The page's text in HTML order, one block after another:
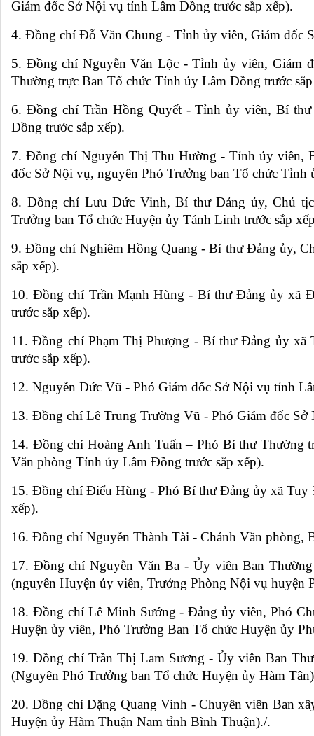
Giám đốc Sở Nội vụ tỉnh Lâm Đồng trước sắp xếp).
4. Đồng chí Đỗ Văn Chung - Tỉnh ủy viên, Giám đốc
5. Đồng chí Nguyễn Văn Lộc - Tỉnh ủy viên, Giám
Thường trực Ban Tổ chức Tỉnh ủy Lâm Đồng trước
6. Đồng chí Trần Hồng Quyết - Tỉnh ủy viên, Bí
Đồng trước sắp xếp).
7. Đồng chí Nguyễn Thị Thu Hường - Tỉnh ủy viên,
đốc Sở Nội vụ, nguyên Phó Trưởng ban Tổ chức Tỉnh
8. Đồng chí Lưu Đức Vinh, Bí thư Đảng ủy, Chủ
Trưởng ban Tổ chức Huyện ủy Tánh Linh trước sắp
9. Đồng chí Nghiêm Hồng Quang - Bí thư Đảng ủy,
sắp xếp).
10. Đồng chí Trần Mạnh Hùng - Bí thư Đảng ủy xã
trước sắp xếp).
11. Đồng chí Phạm Thị Phượng - Bí thư Đảng ủy
trước sắp xếp).
12. Nguyễn Đức Vũ - Phó Giám đốc Sở Nội vụ tỉnh
13. Đồng chí Lê Trung Trường Vũ - Phó Giám đốc
14. Đồng chí Hoàng Anh Tuấn – Phó Bí thư Thường
Văn phòng Tỉnh ủy Lâm Đồng trước sắp xếp).
15. Đồng chí Điểu Hùng - Phó Bí thư Đảng ủy xã Tuy
xếp).
16. Đồng chí Nguyễn Thành Tài - Chánh Văn phòng,
17. Đồng chí Nguyễn Văn Ba - Ủy viên Ban
(nguyên Huyện ủy viên, Trưởng Phòng Nội vụ huyện
18. Đồng chí Lê Minh Sướng - Đảng ủy viên, Phó
Huyện ủy viên, Phó Trưởng Ban Tổ chức Huyện ủy
19. Đồng chí Trần Thị Lam Sương - Ủy viên Ban
(Nguyên Phó Trưởng ban Tổ chức Huyện ủy Hàm
20. Đồng chí Đặng Quang Vinh - Chuyên viên Ban
Huyện ủy Hàm Thuận Nam tỉnh Bình Thuận)./.